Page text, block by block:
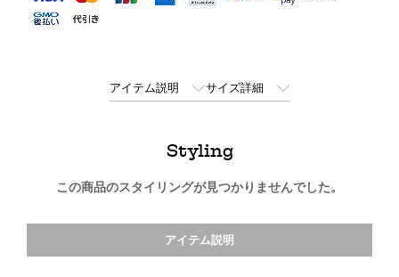
アイテム説明 サイズ詳細
Styling
この商品のスタイリングが見つかりませんでした。
アイテム説明